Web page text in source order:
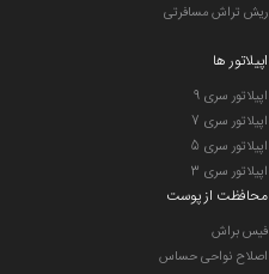
ریش تراش مسافرتی
اپیلاتور ها
اپیلاتور سری 9
اپیلاتور سری 7
اپیلاتور سری 5
اپیلاتور سری 3
محافظت از پوست
فیس براش
اصلاح نواحی حساس